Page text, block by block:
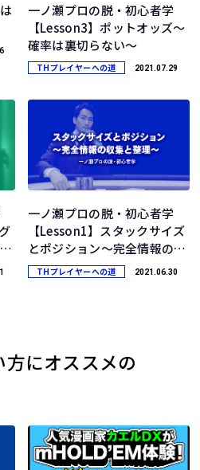
一ノ瀬プロの脱・初心者学
【Lesson3】ポットオッズ～
確率は裏切らない～
THプレイヤーへの道 2021.07.29
…
一ノ瀬プロの脱・初心者学
【Lesson1】スタックサイズ
とポジション～完全情報の…
THプレイヤーへの道 2021.06.30
にオススメの